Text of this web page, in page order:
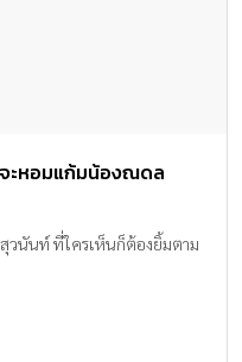
ะหอมแก้มน้องณดล
วนันท์ ที่ใครเห็นก็ต้องยิ้มตาม